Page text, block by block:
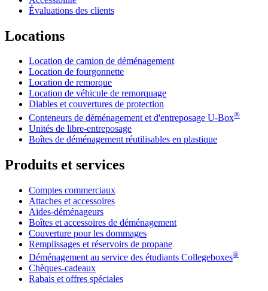
Évaluations des clients
Locations
Location de camion de déménagement
Location de fourgonnette
Location de remorque
Location de véhicule de remorquage
Diables et couvertures de protection
Conteneurs de déménagement et d'entreposage U-Box®
Unités de libre-entreposage
Boîtes de déménagement réutilisables en plastique
Produits et services
Comptes commerciaux
Attaches et accessoires
Aides-déménageurs
Boîtes et accessoires de déménagement
Couverture pour les dommages
Remplissages et réservoirs de propane
Déménagement au service des étudiants Collegeboxes®
Chèques-cadeaux
Rabais et offres spéciales